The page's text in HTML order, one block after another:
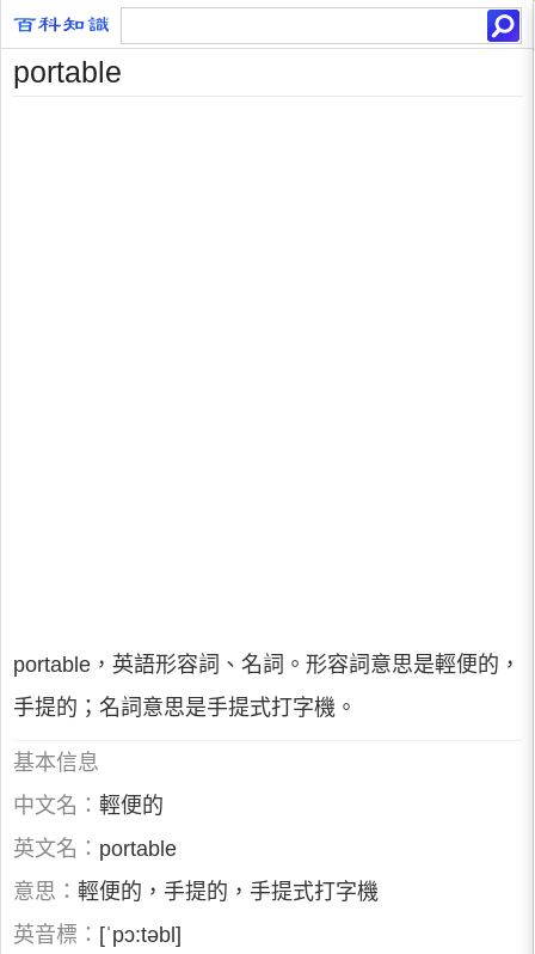
portable
portable，英語形容詞、名詞。形容詞意思是輕便的，
手提的；名詞意思是手提式打字機。
基本信息
中文名： 輕便的
英文名： portable
意思： 輕便的，手提的，手提式打字機
英音標： [ˈpɔ:təbl]